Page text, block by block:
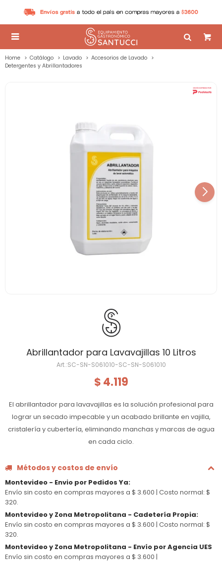

Home Catálogo Lavado
Accesorios de Lavado
Detergentes y Abrillantadores
Abrillantador para Lavavajillas 10 Litros
SC-SN-S061010-SC-SN-S061010
$ 4.119
El abrillantador para lavavajillas es la solución profesional para
lograr un secado impecable y un acabado brillante en vajilla,
cristalería y cubertería, eliminando manchas y marcas de agua
en cada ciclo.
Métodos y costos de envío
Montevideo - Envio por Pedidos Ya:
Envío sin costo en compras mayores a $ 3.600 | Costo normal: $
320.
Montevideo y Zona Metropolitana - Cadetería Propia:
Envío sin costo en compras mayores a $ 3.600 | Costo normal: $
320.
Montevideo y Zona Metropolitana - Envío por Agencia UES
Envío sin costo en compras mayores a $ 3.600 |